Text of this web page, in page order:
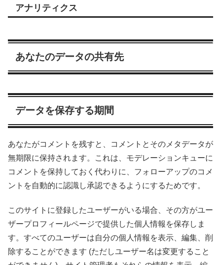
アナリティクス
あなたのデータの共有先
データを保存する期間
あなたがコメントを残すと、コメントとそのメタデータが
無期限に保持されます。これは、モデレーションキューに
コメントを保持しておく代わりに、フォローアップのコメ
ントを自動的に認識し承認できるようにするためです。
このサイトに登録したユーザーがいる場合、その方がユー
ザープロフィールページで提供した個人情報を保存しま
す。すべてのユーザーは自分の個人情報を表示、編集、削
除することができます (ただしユーザー名は変更すること